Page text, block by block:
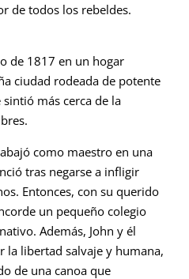
de todos los rebeldes.
de 1817 en un hogar
ciudad rodeada de potente
más cerca de la
como maestro en una
tras negarse a infligir
Entonces, con su querido
un pequeño colegio
Además, John y él
libertad salvaje y humana,
de una canoa que